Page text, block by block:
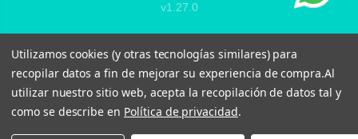
v1.27.0
Utilizamos cookies (y otras tecnologías similares) para
recopilar datos a fin de mejorar su experiencia de compra.Al
utilizar nuestro sitio web, acepta la recopilación de datos tal y
como se describe en Política de privacidad.